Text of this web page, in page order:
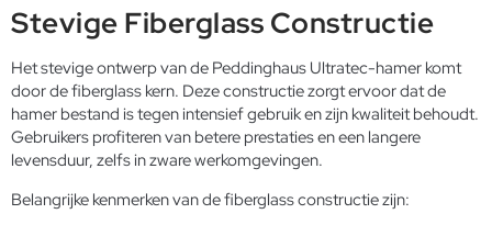
Stevige Fiberglass Constructie
Het stevige ontwerp van de Peddinghaus Ultratec-hamer komt
door de fiberglass kern. Deze constructie zorgt ervoor dat de
hamer bestand is tegen intensief gebruik en zijn kwaliteit behoudt.
Gebruikers profiteren van betere prestaties en een langere
levensduur, zelfs in zware werkomgevingen.
Belangrijke kenmerken van de fiberglass constructie zijn: